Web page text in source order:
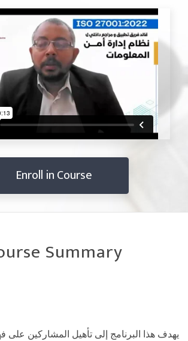
Enroll in Course
Summary